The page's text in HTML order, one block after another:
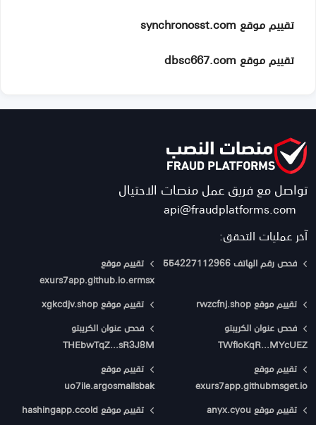
تقييم موقع synchronosst.com
تقييم موقع dbsc667.com
تواصل مع فريق عمل منصات الاحتيال
api@fraudplatforms.com
آخر عمليات التحقق:
فحص رقم الهاتف 554227112966
تقييم موقع
exurs7app.github.io.ermsx
تقييم موقع rwzcfnj.shop
تقييم موقع xgkcdjv.shop
فحص عنوان الكريبتو
TWfioKqR...MYcUEZ
فحص عنوان الكريبتو
THEbwTqZ...sR3J8M
تقييم موقع
exurs7app.githubmsget.io
تقييم موقع
uo7ile.argosmallsbak
تقييم موقع anyx.cyou
تقييم موقع hashingapp.ccold